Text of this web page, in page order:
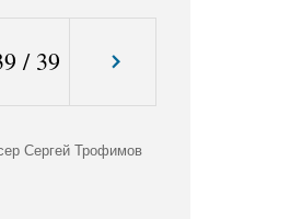
/ 39
Сергей Трофимов